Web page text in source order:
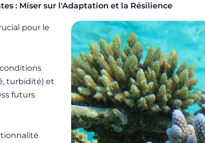
: Miser sur l'Adaptation et la Résilience
pour le
turbidité) et
futurs